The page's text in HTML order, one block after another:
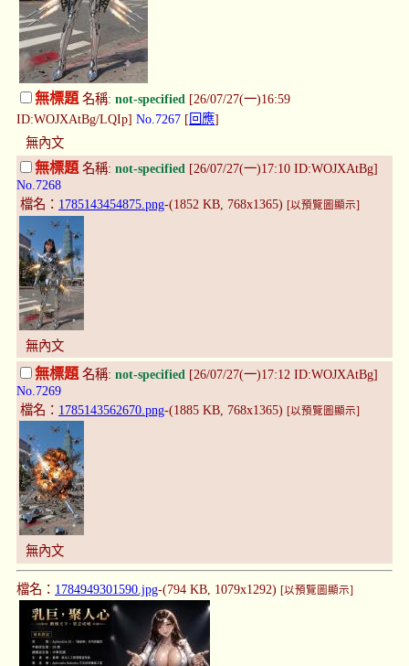
無標題名稱: not-specified [26/07/27(一)16:59
ID:WOJXAtBg/LQIp] No.7267 [ 回應]
無內文
無標題名稱: not-specified [26/07/27(一)17:10 ID:WOJXAtBg]
No.7268
檔名： 1785143454875.png-(1852 KB, 768x1365) [以預覽圖顯示]
無內文
無標題 名稱: not-specified [26/07/27(一)17:12 ID:WOJXAtBg]
No.7269
檔名： 1785143562670.png-(1885 KB, 768x1365) [以預覽圖顯示]
無內文
檔名： 1784949301590.jpg-(794 KB, 1079x1292) [以預覽圖顯示]